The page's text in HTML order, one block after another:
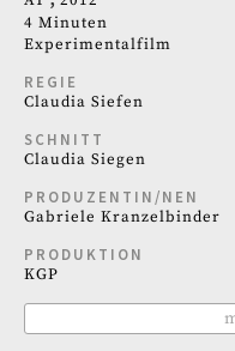
4 Minuten
Experimentalfilm
REGIE
Claudia Siefen
SCHNITT
Claudia Siegen
PRODUZENTIN/NEN
Gabriele Kranzelbinder
PRODUKTION
KGP